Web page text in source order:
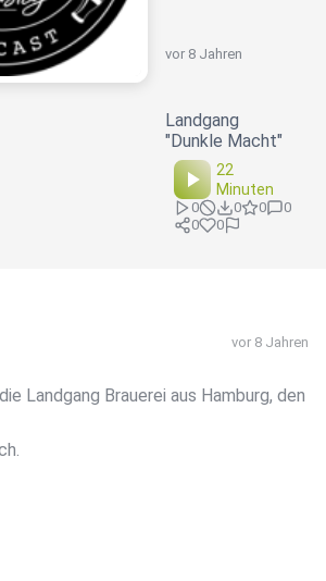
vor 8 Jahren
Landgang
"Dunkle Macht"
22
Minuten
0 0 0
0
0
0
vor 8 Jahren
Landgang Brauerei aus Hamburg, den